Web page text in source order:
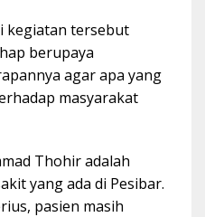
kegiatan tersebut
berupaya
agar apa yang
masyarakat
Thohir adalah
yang ada di Pesibar.
pasien masih